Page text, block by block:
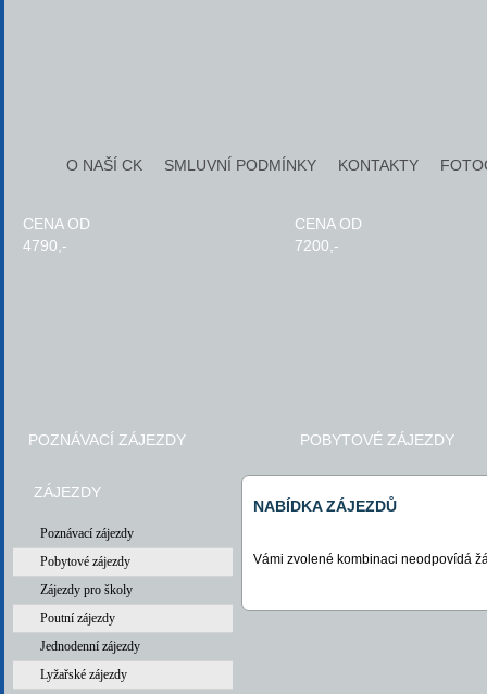
POZNÁVACÍ ZÁJEZDY
4790,-
CENA OD
POBYTOVÉ ZÁJEZDY
7200,-
CENA OD
NABÍDKA ZÁJEZDŮ
Vámi zvolené kombinaci neodpovídá
ZÁJEZDY
Poznávací zájezdy
Pobytové zájezdy
Zájezdy pro školy
Poutní zájezdy
Jednodenní zájezdy
Lyžařské zájezdy
O NAŠÍ CK SMLUVNÍ PODMÍNKY KONTAKTY